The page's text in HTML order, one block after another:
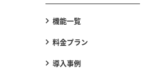
機能一覧
料金プラン
導入事例